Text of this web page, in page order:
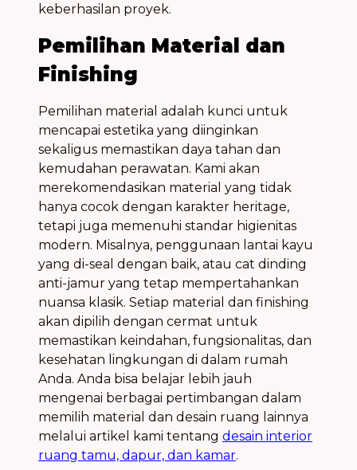
keberhasilan proyek.
Pemilihan Material dan
Finishing
Pemilihan material adalah kunci untuk
mencapai estetika yang diinginkan
sekaligus memastikan daya tahan dan
kemudahan perawatan. Kami akan
merekomendasikan material yang tidak
hanya cocok dengan karakter heritage,
tetapi juga memenuhi standar higienitas
modern. Misalnya, penggunaan lantai kayu
yang di-seal dengan baik, atau cat dinding
anti-jamur yang tetap mempertahankan
nuansa klasik. Setiap material dan finishing
akan dipilih dengan cermat untuk
memastikan keindahan, fungsionalitas, dan
kesehatan lingkungan di dalam rumah
Anda. Anda bisa belajar lebih jauh
mengenai berbagai pertimbangan dalam
memilih material dan desain ruang lainnya
melalui artikel kami tentang desain interior
ruang tamu, dapur, dan kamar.